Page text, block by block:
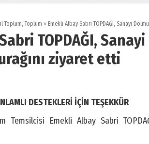
Toplum,Toplum »Emekli Albay Sabri TOPDAĞI, Sanayi
TOPDAĞI,
ziyaret etti
DESTEKLERİ İÇİN TEŞEKKÜR
Temsilcisi Emekli Albay Sabri